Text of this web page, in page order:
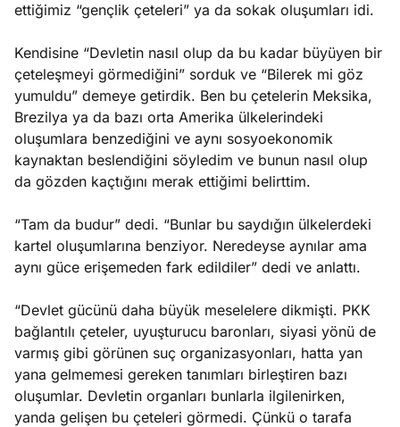
ettiğimiz “gençlik çeteleri” ya da sokak oluşumları idi.
Kendisine “Devletin nasıl olup da bu kadar büyüyen bir
çeteleşmeyi görmediğini” sorduk ve “Bilerek mi göz
yumuldu” demeye getirdik. Ben bu çetelerin Meksika,
Brezilya ya da bazı orta Amerika ülkelerindeki
oluşumlara benzediğini ve aynı sosyoekonomik
kaynaktan beslendiğini söyledim ve bunun nasıl olup
da gözden kaçtığını merak ettiğimi belirttim.
“Tam da budur” dedi. “Bunlar bu saydığın ülkelerdeki
kartel oluşumlarına benziyor. Neredeyse aynılar ama
aynı güce erişemeden fark edildiler” dedi ve anlattı.
“Devlet gücünü daha büyük meselelere dikmişti. PKK
bağlantılı çeteler, uyuşturucu baronları, siyasi yönü de
varmış gibi görünen suç organizasyonları, hatta yan
yana gelmemesi gereken tanımları birleştiren bazı
oluşumlar. Devletin organları bunlarla ilgilenirken,
yanda gelişen bu çeteleri görmedi. Çünkü o tarafa